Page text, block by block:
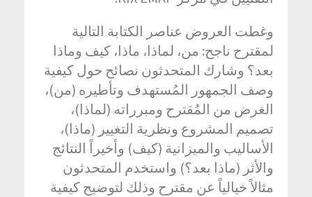
وغطت العروض عناصر الكتابة التالية
لمقترح ناجح: من، لماذا، ماذا، كيف وماذا
بعد؟ وشارك المتحدثون نصائح حول كيفية
وصف الجمهور المُستهدف وتأطيره (من)،
الغرض من المُقترح ومبرراته (لماذا)،
تصميم المشروع ونظرية التغيير (ماذا)،
الأساليب والميزانية (كيف) وأخيراً النتائج
والأثر (ماذا بعد؟) واستخدم المتحدثون
مثالاً خيالياً عن مقترح وذلك لتوضيح كيفية